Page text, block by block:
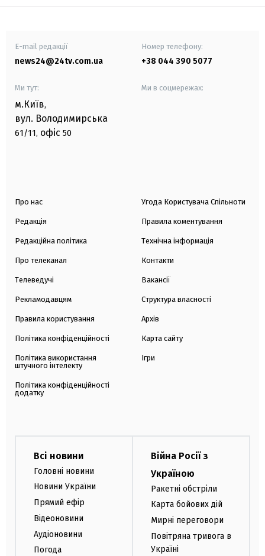
E-mail редакції
news24@24tv.com.ua
Номер телефону:
+38 044 390 5077
Ми тут:
м.Київ,
вул. Володимирська
61/11, офіс 50
Ми в соцмережах:
Про нас
Редакція
Редакційна політика
Про телеканал
Телеведучі
Рекламодавцям
Правила користування
Політика конфіденційності
Політика використання
штучного інтелекту
Політика конфіденційності
додатку
Угода Користувача Спільноти
Правила коментування
Технічна інформація
Контакти
Вакансії
Структура власності
Архів
Карта сайту
Ігри
Всі новини
Головні новини
Новини України
Прямий ефір
Відеоновини
Аудіоновини
Погода
Війна Росії з
Україною
Ракетні обстріли
Карта бойових дій
Мирні переговори
Повітряна тривога в
Україні